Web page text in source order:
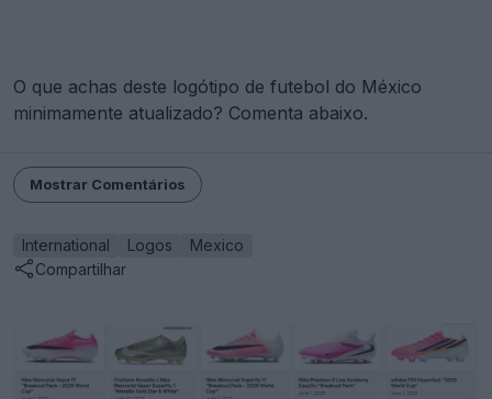
O que achas deste logótipo de futebol do México
minimamente atualizado? Comenta abaixo.
Mostrar Comentários
International Logos
Mexico
Compartilhar